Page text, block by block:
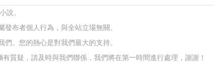
說。
發布者個人行為，與全站立場無關。
們。您的熱心是對我們最大的支持。
質疑，請及時與我們聯係，我們將在第一時間進行處理，謝謝！